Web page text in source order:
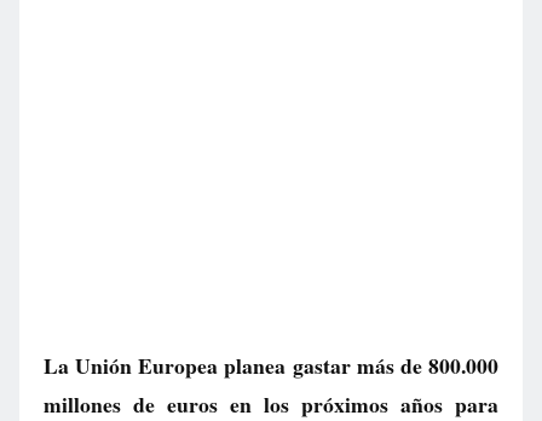
La Unión Europea planea gastar más de 800.000
millones de euros en los próximos años para